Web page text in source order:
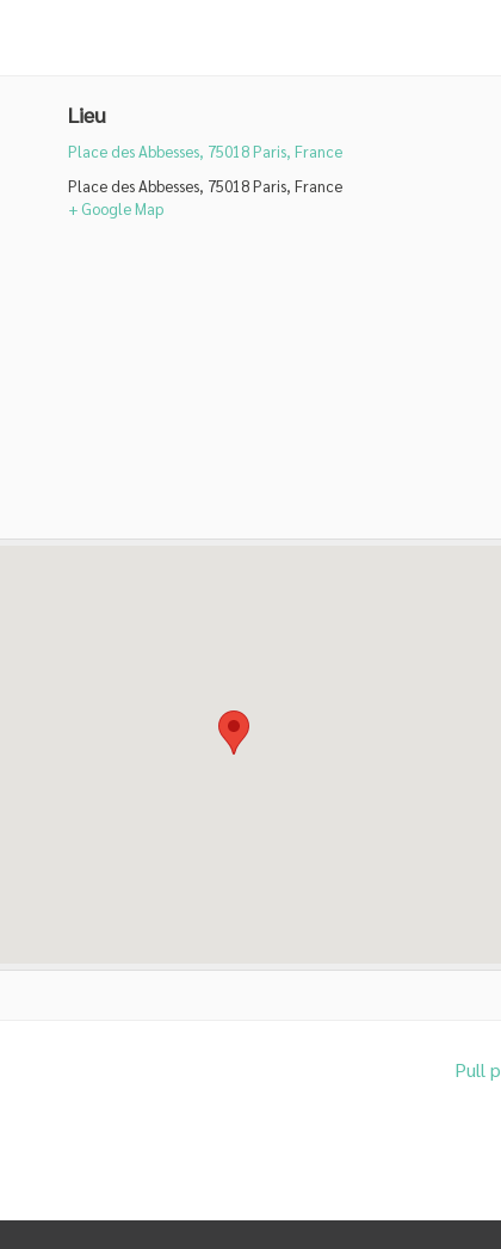
Lieu
Place des Abbesses, 75018 Paris, France
Place des Abbesses, 75018 Paris, France
+ Google Map
Pull